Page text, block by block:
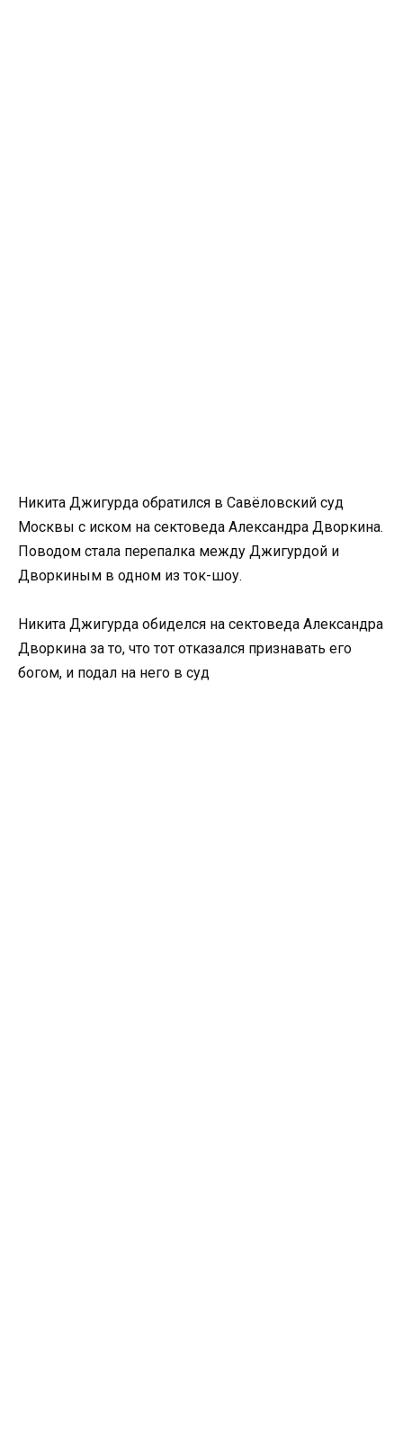
Никита Джигурда обратился в Савёловский суд
Москвы с иском на сектоведа Александра Дворкина.
Поводом стала перепалка между Джигурдой и
Дворкиным в одном из ток-шоу.
Никита Джигурда обиделся на сектоведа Александра
Дворкина за то, что тот отказался признавать его
богом, и подал на него в суд